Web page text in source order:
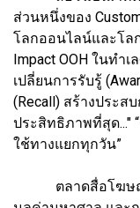
ส่วนหนึ่งของ
โลกออนไลน์และโล
Impact OOH ในทำ
เปลี่ยนการรับรู้
(Recall) สร้างประ
ประสิทธิภาพที่สุด..."
ใช้ทางแยกทุกวัน”
ตลาดสื่อโฆษณา